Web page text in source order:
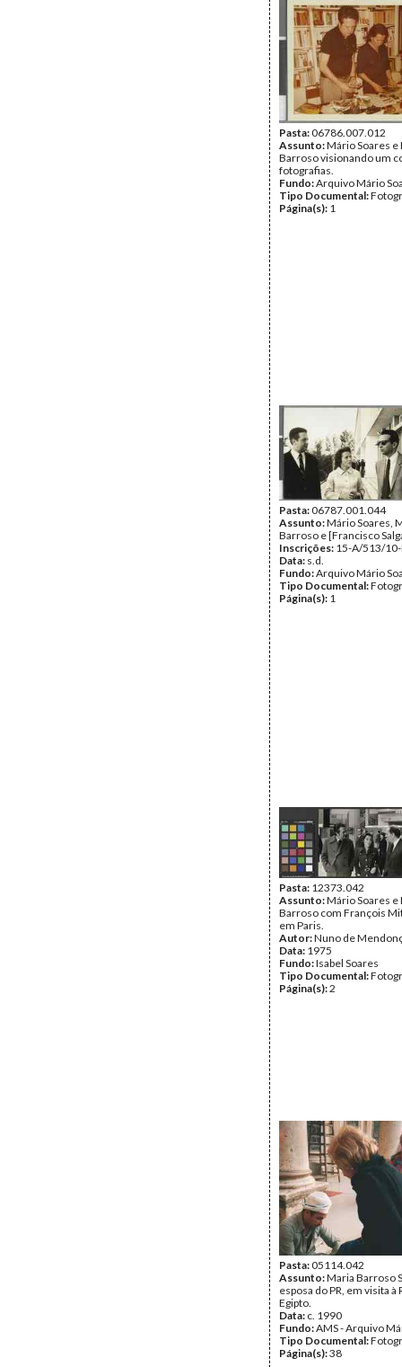
Pasta:06786.007.012
Assunto:Mário Soares e
Barroso visionando um
fotografias.
Fundo:Arquivo Mário
Tipo Documental:
Página(s): 1
Pasta:06787.001.044
Assunto:Mário Soares,
Barroso e [Francisco
Inscrições: 15-A/513/
Data: s.d.
Fundo:Arquivo Mário
Tipo Documental:
Página(s): 1
Pasta: 12373.042
Assunto:Mário Soares e
Barroso com François
em Paris.
Autor:Nuno de
Data: 1975
Fundo:Isabel Soares
Tipo Documental:
Página(s):2
Pasta:05114.042
Assunto:Maria Barroso
esposa do PR, em visita à
Egipto.
Data: c. 1990
Fundo:AMS - Arquivo
Tipo Documental:
Página(s):38